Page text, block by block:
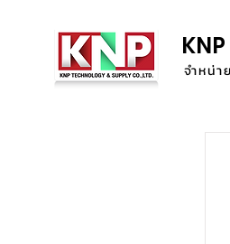
จำหน่